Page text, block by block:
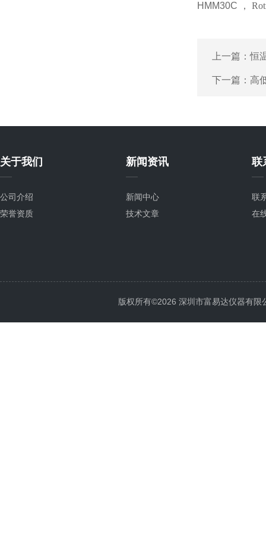
HMM30C ，
上一篇：恒
下一篇： 高
关于我们
公司介绍
荣誉资质
新闻资讯
新闻中心
技术文章
联
联
在
版权所有©2026 深圳市富易达仪器有